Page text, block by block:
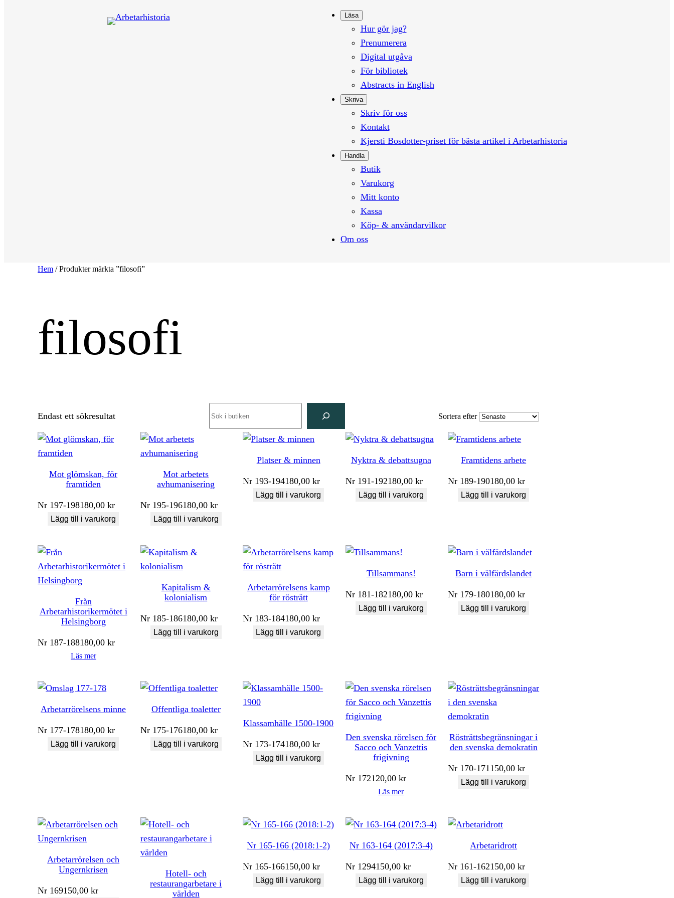
Läsa
Hur gör jag?
Prenumerera
Digital utgåva
För bibliotek
Abstracts in English
Skriva
Skriv för oss
Kontakt
Kjersti Bosdotter-priset för bästa artikel i Arbetarhistoria
Handla
Butik
Varukorg
Mitt konto
Kassa
Köp- & användarvilkor
Om oss
Hem / Produkter märkta ”filosofi”
filosofi
Endast ett sökresultat Sortera efter
Mot glömskan, för
framtiden
Nr 197-198180,00kr
Lägg till i varukorg
Mot arbetets
avhumanisering
Nr 195-196180,00 kr
Lägg till i varukorg
Platser & minnen
Nr 193-194180,00kr
Lägg till i varukorg
Nyktra & debattsugna
Nr 191-192180,00 kr
Lägg till i varukorg
Framtidens arbete
Nr 189-190180,00kr
Lägg till i varukorg
Från
Arbetarhistorikermötet i
Helsingborg
Nr 187-188180,00kr
Läs mer
Kapitalism &
kolonialism
Nr 185-186180,00 kr
Lägg till i varukorg
Arbetarrörelsens kamp
för rösträtt
Nr 183-184180,00kr
Lägg till i varukorg
Tillsammans!
Nr 181-182180,00 kr
Lägg till i varukorg
Barn i välfärdslandet
Nr 179-180180,00kr
Lägg till i varukorg
Arbetarrörelsens minne
Nr 177-178180,00kr
Lägg till i varukorg
Offentliga toaletter
Nr 175-176180,00 kr
Lägg till i varukorg
Klassamhälle 1500-1900
Nr 173-174180,00kr
Lägg till i varukorg
Den svenska rörelsen för
Sacco och Vanzettis
frigivning
Nr 172120,00 kr
Läs mer
Rösträttsbegränsningar i
den svenska demokratin
Nr 170-171150,00kr
Lägg till i varukorg
Arbetarrörelsen och
Ungernkrisen
Nr 169150,00kr
Hotell- och
restaurangarbetare i
världen
Nr 165-166 (2018:1-2)
Nr 165-166150,00kr
Lägg till i varukorg
Nr 163-164 (2017:3-4)
Nr 1294150,00 kr
Lägg till i varukorg
Arbetaridrott
Nr 161-162150,00kr
Lägg till i varukorg